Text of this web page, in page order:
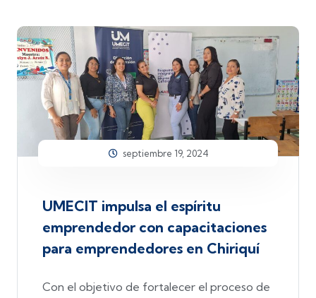
septiembre 19, 2024
UMECIT impulsa el espíritu
emprendedor con capacitaciones
para emprendedores en Chiriquí
Con el objetivo de fortalecer el proceso de